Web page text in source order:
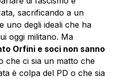
sacrificando a un
uno degli ideali che ha
oggi militano. Ma
Orfini e soci non sanno
che ci sia un matto che
è colpa del PD o che sia